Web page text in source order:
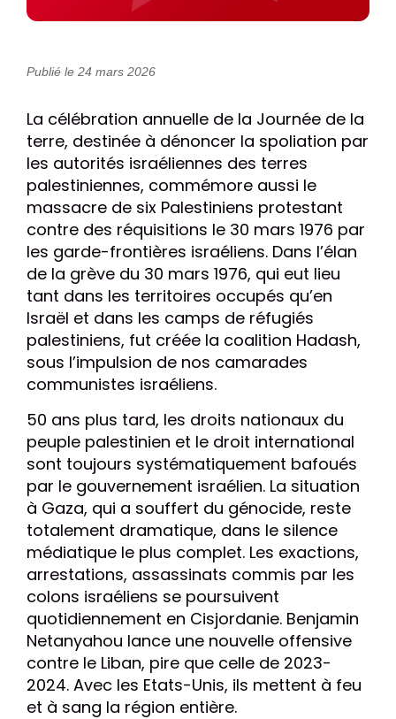
Publié le 24 mars 2026
La célébration annuelle de la Journée de la
terre, destinée à dénoncer la spoliation par
les autorités israéliennes des terres
palestiniennes, commémore aussi le
massacre de six Palestiniens protestant
contre des réquisitions le 30 mars 1976 par
les garde-frontières israéliens. Dans l’élan
de la grève du 30 mars 1976, qui eut lieu
tant dans les territoires occupés qu’en
Israël et dans les camps de réfugiés
palestiniens, fut créée la coalition Hadash,
sous l’impulsion de nos camarades
communistes israéliens.
50 ans plus tard, les droits nationaux du
peuple palestinien et le droit international
sont toujours systématiquement bafoués
par le gouvernement israélien. La situation
à Gaza, qui a souffert du génocide, reste
totalement dramatique, dans le silence
médiatique le plus complet. Les exactions,
arrestations, assassinats commis par les
colons israéliens se poursuivent
quotidiennement en Cisjordanie. Benjamin
Netanyahou lance une nouvelle offensive
contre le Liban, pire que celle de 2023-
2024. Avec les Etats-Unis, ils mettent à feu
et à sang la région entière.